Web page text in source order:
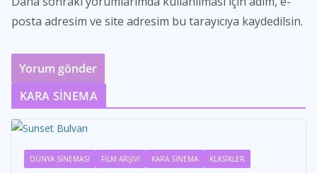
posta adresim ve site adresim bu tarayıcıya kaydedilsin.
KARA SİNEMA
DÜNYA SİNEMASI FİLM ARŞİVİ KARA SİNEMA KLASİKLER